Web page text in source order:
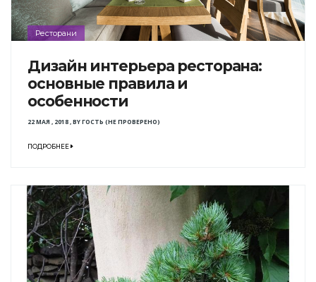
Ресторани
Дизайн интерьера ресторана:
основные правила и
особенности
22 МАЯ , 2018,BYГОСТЬ (НЕ ПРОВЕРЕНО)
ПОДРОБНЕЕ